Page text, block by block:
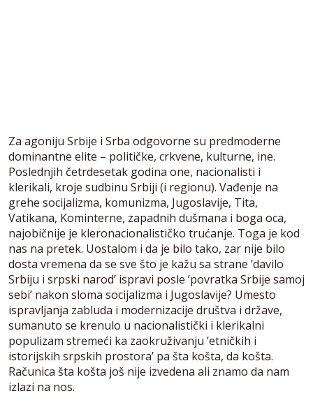
Za agoniju Srbije i Srba odgovorne su predmoderne
dominantne elite – političke, crkvene, kulturne, ine.
Poslednjih četrdesetak godina one, nacionalisti i
klerikali, kroje sudbinu Srbiji (i regionu). Vađenje na
grehe socijalizma, komunizma, Jugoslavije, Tita,
Vatikana, Kominterne, zapadnih dušmana i boga oca,
najobičnije je kleronacionalističko trućanje. Toga je kod
nas na pretek. Uostalom i da je bilo tako, zar nije bilo
dosta vremena da se sve što je kažu sa strane ’davilo
Srbiju i srpski narod’ ispravi posle ’povratka Srbije samoj
sebi’ nakon sloma socijalizma i Jugoslavije? Umesto
ispravljanja zabluda i modernizacije društva i države,
sumanuto se krenulo u nacionalistički i klerikalni
populizam stremeći ka zaokruživanju ’etničkih i
istorijskih srpskih prostora’ pa šta košta, da košta.
Računica šta košta još nije izvedena ali znamo da nam
izlazi na nos.